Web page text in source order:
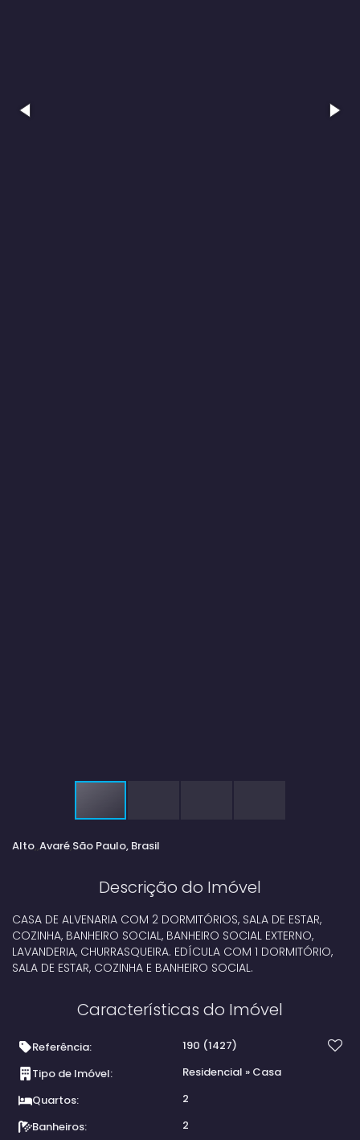
Alto Avaré São Paulo, Brasil
Descrição do Imóvel
CASA DE ALVENARIA COM 2 DORMITÓRIOS, SALA DE ESTAR,
COZINHA, BANHEIRO SOCIAL, BANHEIRO SOCIAL EXTERNO,
LAVANDERIA, CHURRASQUEIRA. EDÍCULA COM 1 DORMITÓRIO,
SALA DE ESTAR, COZINHA E BANHEIRO SOCIAL.
Características do Imóvel
Referência: 190 (1427)
Tipo de Imóvel:
Residencial » Casa
Quartos:
2
Banheiros:
2